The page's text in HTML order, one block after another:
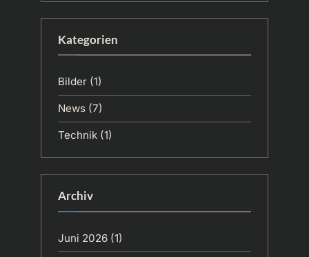
Kategorien
Bilder (1)
News (7)
Technik (1)
Archiv
Juni 2026 (1)